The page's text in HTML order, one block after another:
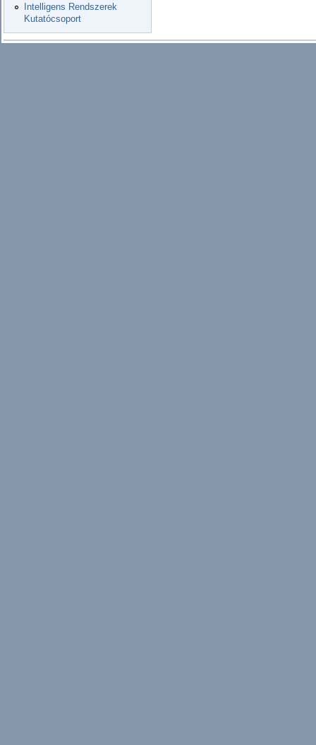
Intelligens Rendszerek
Kutatócsoport